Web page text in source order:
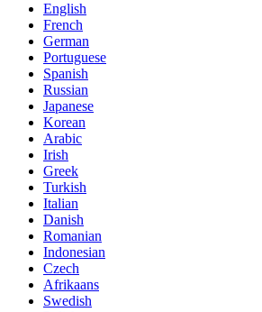
English
French
German
Portuguese
Spanish
Russian
Japanese
Korean
Arabic
Irish
Greek
Turkish
Italian
Danish
Romanian
Indonesian
Czech
Afrikaans
Swedish